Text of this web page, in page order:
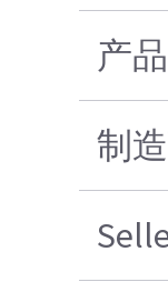
产
制